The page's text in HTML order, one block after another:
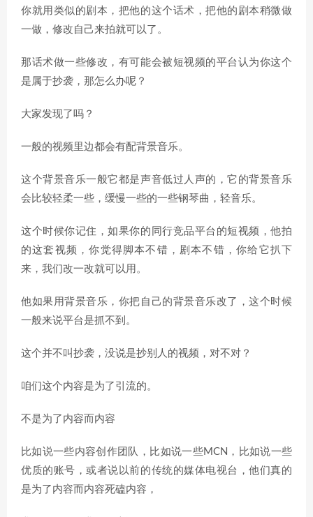
你就用类似的剧本，把他的这个话术，把他的剧本稍微做
一做，修改自己来拍就可以了。
那话术做一些修改，有可能会被短视频的平台认为你这个
是属于抄袭，那怎么办呢？
大家发现了吗？
一般的视频里边都会有配背景音乐。
这个背景音乐一般它都是声音低过人声的，它的背景音乐
会比较轻柔一些，缓慢一些的一些钢琴曲，轻音乐。
这个时候你记住，如果你的同行竞品平台的短视频，他拍
的这套视频，你觉得脚本不错，剧本不错，你给它扒下
来，我们改一改就可以用。
他如果用背景音乐，你把自己的背景音乐改了，这个时候
一般来说平台是抓不到。
这个并不叫抄袭，没说是抄别人的视频，对不对？
咱们这个内容是为了引流的。
不是为了内容而内容
比如说一些内容创作团队，比如说一些MCN，比如说一些
优质的账号，或者说以前的传统的媒体电视台，他们真的
是为了内容而内容死磕内容，